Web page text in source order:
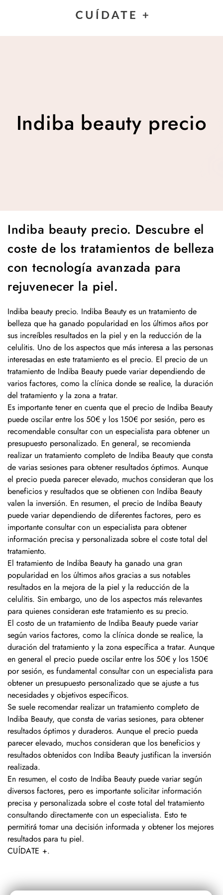
Indiba beauty precio
Indiba beauty precio. Descubre el
coste de los tratamientos de belleza
con tecnología avanzada para
rejuvenecer la piel.
Indiba beauty precio. Indiba Beauty es un tratamiento de
belleza que ha ganado popularidad en los últimos años por
sus increíbles resultados en la piel y en la reducción de la
celulitis. Uno de los aspectos que más interesa a las personas
interesadas en este tratamiento es el precio. El precio de un
tratamiento de Indiba Beauty puede variar dependiendo de
varios factores, como la clínica donde se realice, la duración
del tratamiento y la zona a tratar.
Es importante tener en cuenta que el precio de Indiba Beauty
puede oscilar entre los 50€ y los 150€ por sesión, pero es
recomendable consultar con un especialista para obtener un
presupuesto personalizado. En general, se recomienda
realizar un tratamiento completo de Indiba Beauty que consta
de varias sesiones para obtener resultados óptimos. Aunque
el precio pueda parecer elevado, muchos consideran que los
beneficios y resultados que se obtienen con Indiba Beauty
valen la inversión. En resumen, el precio de Indiba Beauty
puede variar dependiendo de diferentes factores, pero es
importante consultar con un especialista para obtener
información precisa y personalizada sobre el coste total del
tratamiento.
El tratamiento de Indiba Beauty ha ganado una gran
popularidad en los últimos años gracias a sus notables
resultados en la mejora de la piel y la reducción de la
celulitis. Sin embargo, uno de los aspectos más relevantes
para quienes consideran este tratamiento es su precio.
El costo de un tratamiento de Indiba Beauty puede variar
según varios factores, como la clínica donde se realice, la
duración del tratamiento y la zona específica a tratar. Aunque
en general el precio puede oscilar entre los 50€ y los 150€
por sesión, es fundamental consultar con un especialista para
obtener un presupuesto personalizado que se ajuste a tus
necesidades y objetivos específicos.
Se suele recomendar realizar un tratamiento completo de
Indiba Beauty, que consta de varias sesiones, para obtener
resultados óptimos y duraderos. Aunque el precio pueda
parecer elevado, muchos consideran que los beneficios y
resultados obtenidos con Indiba Beauty justifican la inversión
realizada.
En resumen, el costo de Indiba Beauty puede variar según
diversos factores, pero es importante solicitar información
precisa y personalizada sobre el coste total del tratamiento
consultando directamente con un especialista. Esto te
permitirá tomar una decisión informada y obtener los mejores
resultados para tu piel.
CUÍDATE +.